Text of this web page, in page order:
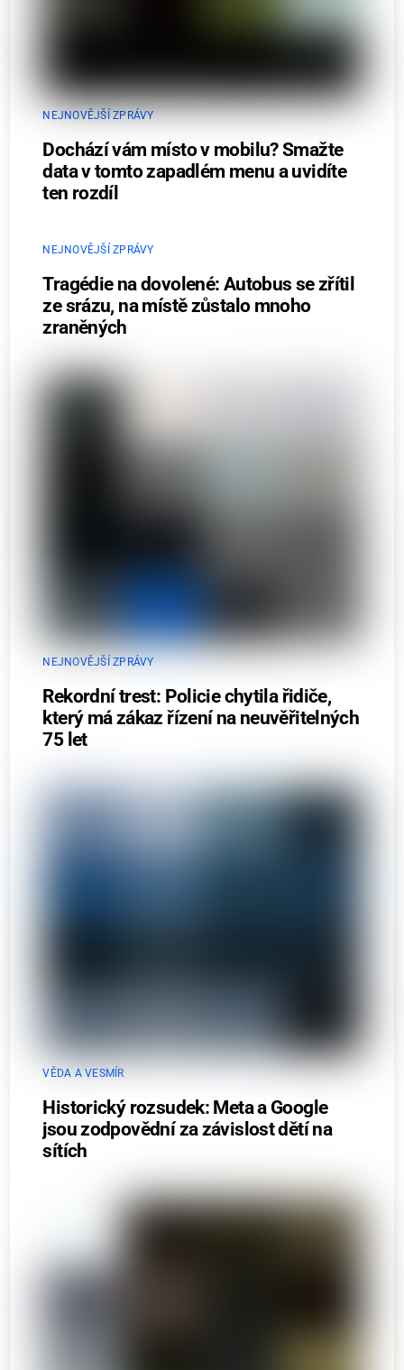
NEJNOVĚJŠÍ ZPRÁVY
Dochází vám místo v mobilu? Smažte
data v tomto zapadlém menu a uvidíte
ten rozdíl
NEJNOVĚJŠÍ ZPRÁVY
Tragédie na dovolené: Autobus se zřítil
ze srázu, na místě zůstalo mnoho
zraněných
NEJNOVĚJŠÍ ZPRÁVY
Rekordní trest: Policie chytila řidiče,
který má zákaz řízení na neuvěřitelných
75 let
VĚDA A VESMÍR
Historický rozsudek: Meta a Google
jsou zodpovědní za závislost dětí na
sítích